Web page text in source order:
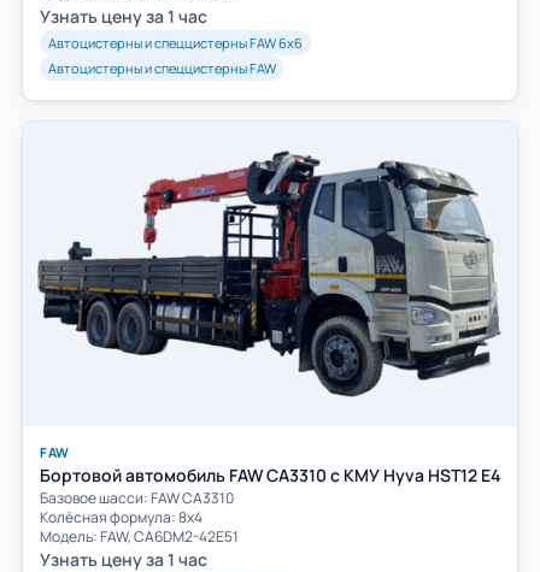
Узнать цену за 1 час
Автоцистерны и спеццистерны FAW 6х6
Автоцистерны и спеццистерны FAW
FAW
Бортовой автомобиль FAW CA3310 с КМУ Hyva HST12 E4
Базовое шасси: FAW СА3310
Колёсная формула: 8х4
Модель: FAW, CA6DM2-42E51
Узнать цену за 1 час